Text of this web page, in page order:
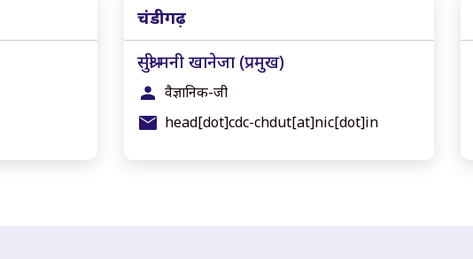
चंडीगढ़
सुश्री मनी खानेजा (प्रमुख)
वैज्ञानिक-जी
head[dot]cdc-chdut[at]nic[dot]in